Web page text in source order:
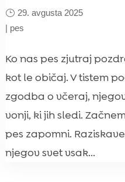
29. avgusta 2025
| pes
Ko nas pes zjutraj
kot le običaj. V tistem
zgodba o včeraj,
vonji, ki jih sledi.
pes zapomni.
njegov svet vsak...